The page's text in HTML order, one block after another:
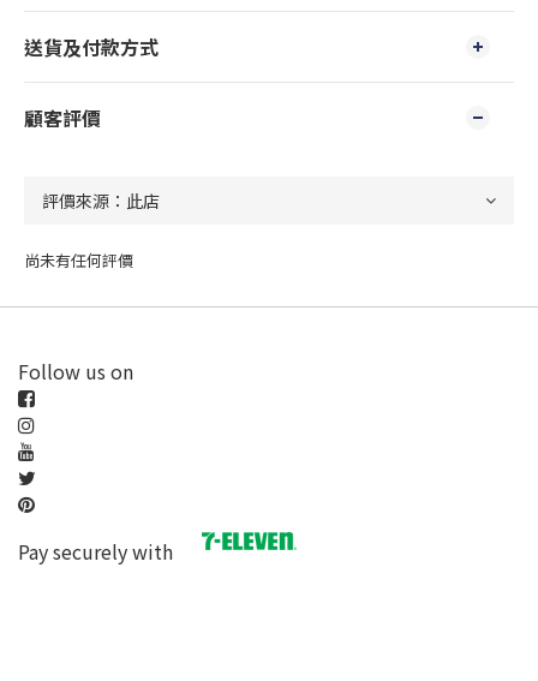
送貨及付款方式
顧客評價
尚未有任何評價
Follow us on
Pay securely with